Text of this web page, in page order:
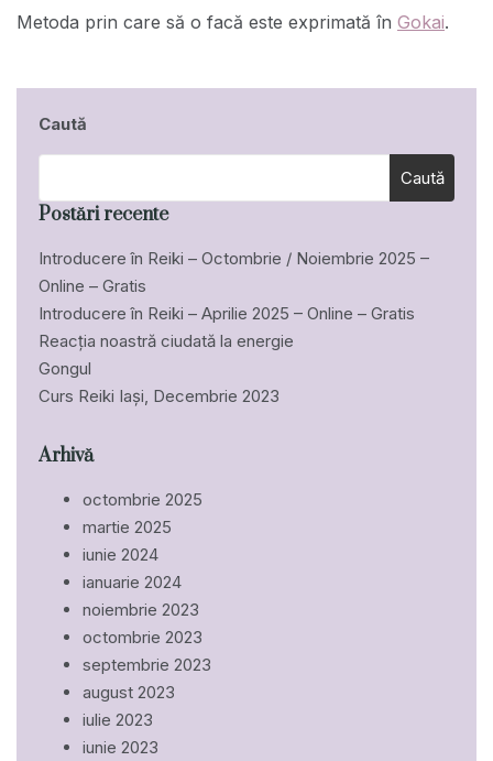
Metoda prin care să o facă este exprimată în Gokai.
Caută
Caută
Postări recente
Introducere în Reiki – Octombrie / Noiembrie 2025 –
Online – Gratis
Introducere în Reiki – Aprilie 2025 – Online – Gratis
Reacția noastră ciudată la energie
Gongul
Curs Reiki Iași, Decembrie 2023
Arhivă
octombrie 2025
martie 2025
iunie 2024
ianuarie 2024
noiembrie 2023
octombrie 2023
septembrie 2023
august 2023
iulie 2023
iunie 2023